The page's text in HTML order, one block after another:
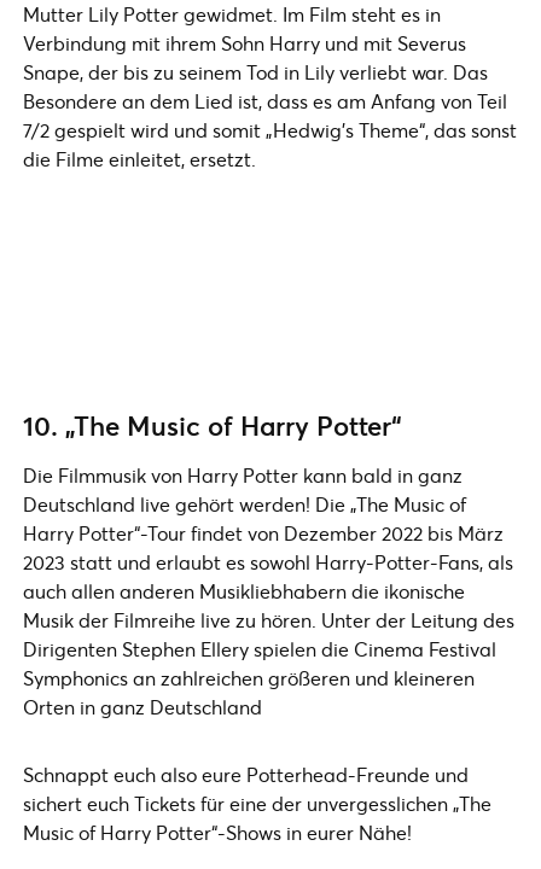
Mutter Lily Potter gewidmet. Im Film steht es in
Verbindung mit ihrem Sohn Harry und mit Severus
Snape, der bis zu seinem Tod in Lily verliebt war. Das
Besondere an dem Lied ist, dass es am Anfang von Teil
7/2 gespielt wird und somit „Hedwig’s Theme“, das sonst
die Filme einleitet, ersetzt.
10. „The Music of Harry Potter“
Die Filmmusik von Harry Potter kann bald in ganz
Deutschland live gehört werden! Die „The Music of
Harry Potter“-Tour findet von Dezember 2022 bis März
2023 statt und erlaubt es sowohl Harry-Potter-Fans, als
auch allen anderen Musikliebhabern die ikonische
Musik der Filmreihe live zu hören. Unter der Leitung des
Dirigenten Stephen Ellery spielen die Cinema Festival
Symphonics an zahlreichen größeren und kleineren
Orten in ganz Deutschland
Schnappt euch also eure Potterhead-Freunde und
sichert euch Tickets für eine der unvergesslichen „The
Music of Harry Potter“-Shows in eurer Nähe!